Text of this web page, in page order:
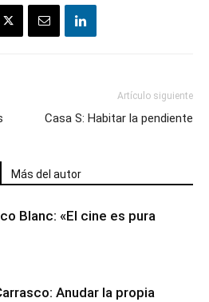
Artículo siguiente
Casa S: Habitar la pendiente
Más del autor
Blanc: «El cine es pura
Anudar la propia